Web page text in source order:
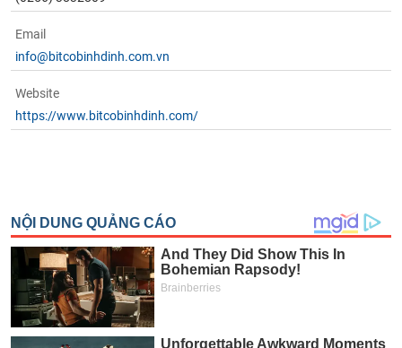
Email
info@bitcobinhdinh.com.vn
Website
https://www.bitcobinhdinh.com/